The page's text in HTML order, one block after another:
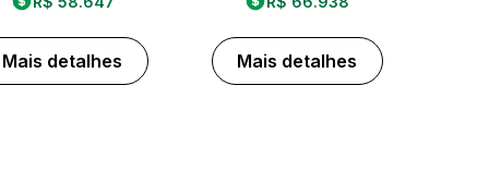
Mais detalhes Mais detalhes